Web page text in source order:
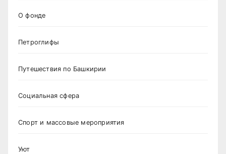
О фонде
Петроглифы
Путешествия по Башкирии
Социальная сфера
Спорт и массовые мероприятия
Уют